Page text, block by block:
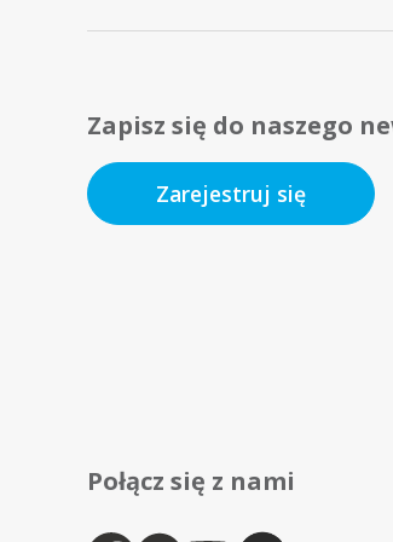
Zapisz się do naszego
Zarejestruj się
Połącz się z nami